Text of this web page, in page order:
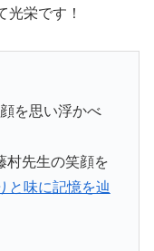
栄です！
を思い浮かべ
村先生の笑顔を
と味に記憶を辿